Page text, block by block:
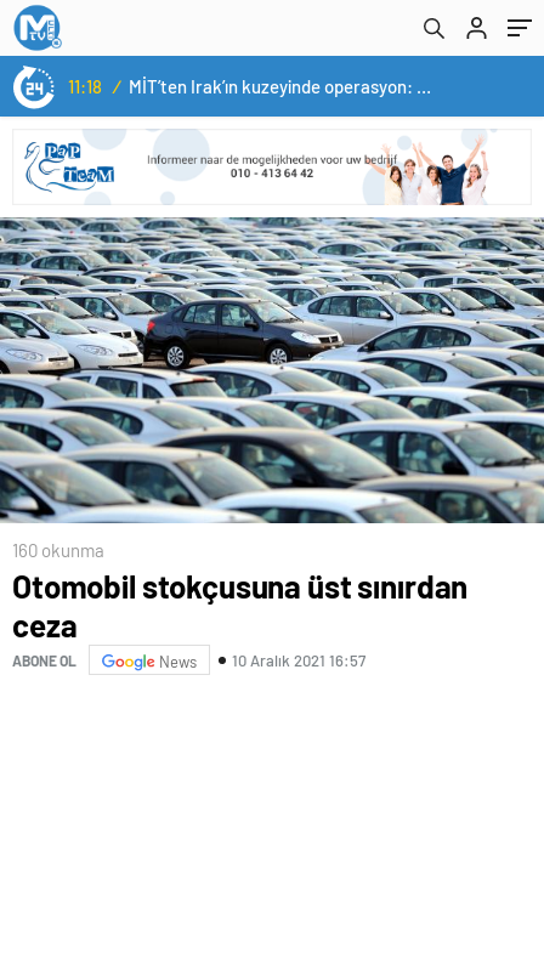
11:18 / MİT’ten Irak’ın kuzeyinde operasyon: Ramazan Güneş Türkiye’ye getirildi
160 okunma
Otomobil stokçusuna üst sınırdan
ceza
ABONE OL News 10 Aralık 2021 16:57